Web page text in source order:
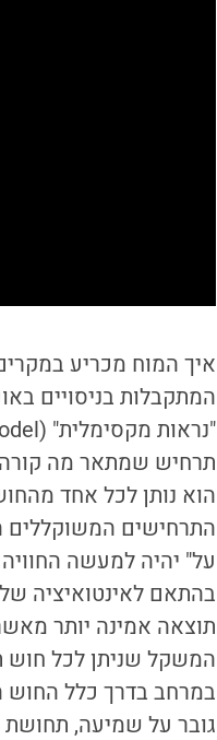
איך המוח מכריע
המתקבלות בניסויים
"נראות מקסימלית" (Maximal likelihood estimation model). לפי מודל זה,
תרחיש שמתאר מה קורה
הוא נותן לכל אחד
התרחישים המשוקללים
על" יהיה למעשה
בהתאם לאינטואיציה
תוצאה אמינה יותר
המשקל שניתן לכל חוש
במרחב בדרך כלל החוש